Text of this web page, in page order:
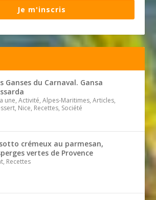
Je m'inscris
Ganses du Carnaval. Gansa
une, Activité, Alpes-Maritimes, Articles,
Nice, Recettes, Société
crémeux au parmesan,
vertes de Provence
Recettes